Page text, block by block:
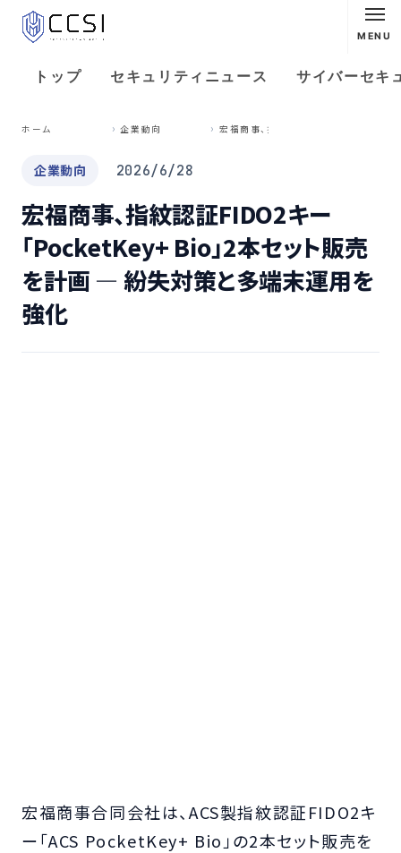
MENU
トップ セキュリティニュース サイバーセキ
ホーム 企業動向
企業動向 2026/6/28
宏福商事、指紋認証FIDO2キー
「PocketKey+ Bio」2本セット販売
を計画 — 紛失対策と多端末運用を
強化
宏福商事合同会社は、ACS製指紋認証FIDO2キ
ー「ACS PocketKey+ Bio」の2本セット販売を